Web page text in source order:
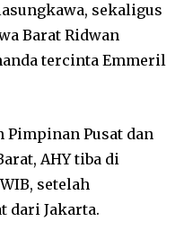
sekaligus
Barat Ridwan
tercinta Emmeril
Pimpinan Pusat dan
AHY tiba di
setelah
dari Jakarta.